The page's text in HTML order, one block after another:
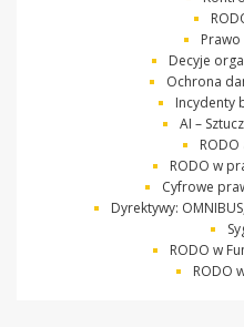
Decyje
Ochrona
Incydenty
AI –
RODO
RODO w
Cyfrowe
Dyrektywy:
RODO w
RODO